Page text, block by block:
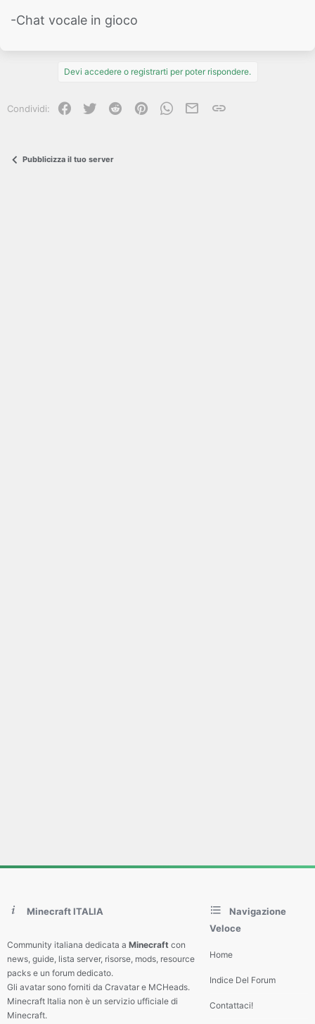
-Chat vocale in gioco
Devi accedere o registrarti per poter rispondere.
Condividi: Facebook
Twitter Reddit PinterestWhatsApp
e-mailLink
Pubblicizza il tuo server
Minecraft ITALIA
Community italiana dedicata a Minecraft con
news, guide, lista server, risorse, mods, resource
packs e un forum dedicato.
Gli avatar sono forniti da Cravatar e MCHeads.
Minecraft Italia non è un servizio ufficiale di
Minecraft.
Navigazione
Veloce
Home
Indice Del Forum
Contattaci!